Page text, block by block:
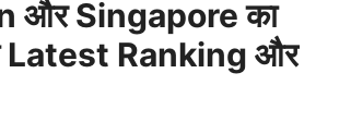
और Singapore का
Latest Ranking और